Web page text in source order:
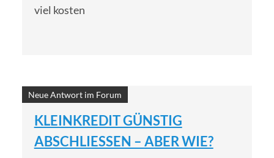
viel kosten
Neue Antwort im Forum
KLEINKREDIT GÜNSTIG
ABSCHLIESSEN – ABER WIE?